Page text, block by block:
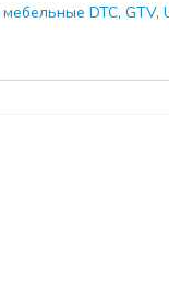
DTC, GTV,